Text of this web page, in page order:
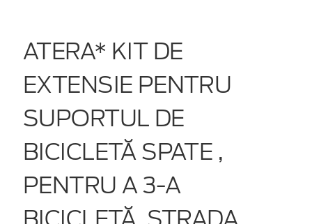
ATERA* KIT DE
EXTENSIE PENTRU
SUPORTUL DE
BICICLETĂ SPATE ,
PENTRU A 3-A